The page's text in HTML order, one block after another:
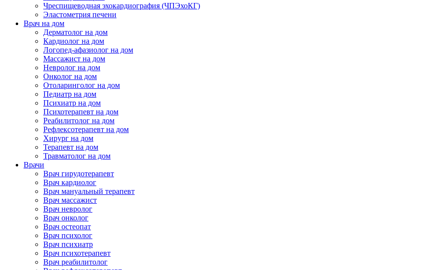
Чреспищеводная эхокардиография (ЧПЭхоКГ)
Эластометрия печени
Врач на дом
Дерматолог на дом
Кардиолог на дом
Логопед-афазиолог на дом
Массажист на дом
Невролог на дом
Онколог на дом
Отоларинголог на дом
Педиатр на дом
Психиатр на дом
Психотерапевт на дом
Реабилитолог на дом
Рефлексотерапевт на дом
Хирург на дом
Терапевт на дом
Травматолог на дом
Врачи
Врач гирудотерапевт
Врач кардиолог
Врач мануальный терапевт
Врач массажист
Врач невролог
Врач онколог
Врач остеопат
Врач психолог
Врач психиатр
Врач психотерапевт
Врач реабилитолог